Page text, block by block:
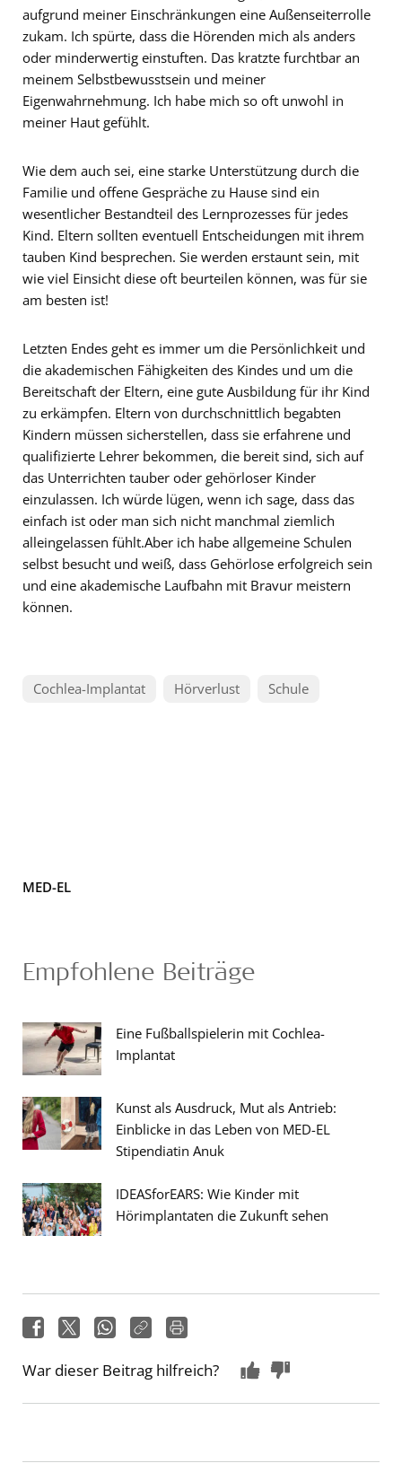
aufgrund meiner Einschränkungen eine Außenseiterrolle
zukam. Ich spürte, dass die Hörenden mich als anders
oder minderwertig einstuften. Das kratzte furchtbar an
meinem Selbstbewusstsein und meiner
Eigenwahrnehmung. Ich habe mich so oft unwohl in
meiner Haut gefühlt.
Wie dem auch sei, eine starke Unterstützung durch die
Familie und offene Gespräche zu Hause sind ein
wesentlicher Bestandteil des Lernprozesses für jedes
Kind. Eltern sollten eventuell Entscheidungen mit ihrem
tauben Kind besprechen. Sie werden erstaunt sein, mit
wie viel Einsicht diese oft beurteilen können, was für sie
am besten ist!
Letzten Endes geht es immer um die Persönlichkeit und
die akademischen Fähigkeiten des Kindes und um die
Bereitschaft der Eltern, eine gute Ausbildung für ihr Kind
zu erkämpfen. Eltern von durchschnittlich begabten
Kindern müssen sicherstellen, dass sie erfahrene und
qualifizierte Lehrer bekommen, die bereit sind, sich auf
das Unterrichten tauber oder gehörloser Kinder
einzulassen. Ich würde lügen, wenn ich sage, dass das
einfach ist oder man sich nicht manchmal ziemlich
alleingelassen fühlt.Aber ich habe allgemeine Schulen
selbst besucht und weiß, dass Gehörlose erfolgreich sein
und eine akademische Laufbahn mit Bravur meistern
können.
Cochlea-Implantat Hörverlust Schule
MED-EL
Empfohlene Beiträge
Eine Fußballspielerin mit Cochlea-
Implantat
Kunst als Ausdruck, Mut als Antrieb:
Einblicke in das Leben von MED-EL
Stipendiatin Anuk
IDEASforEARS: Wie Kinder mit
Hörimplantaten die Zukunft sehen
War dieser Beitrag hilfreich?